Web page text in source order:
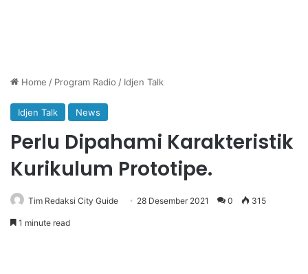
Home / Program Radio / Idjen Talk
Idjen Talk News
Perlu Dipahami Karakteristik
Kurikulum Prototipe.
Tim Redaksi City Guide 28 Desember 2021 0 315
1 minute read